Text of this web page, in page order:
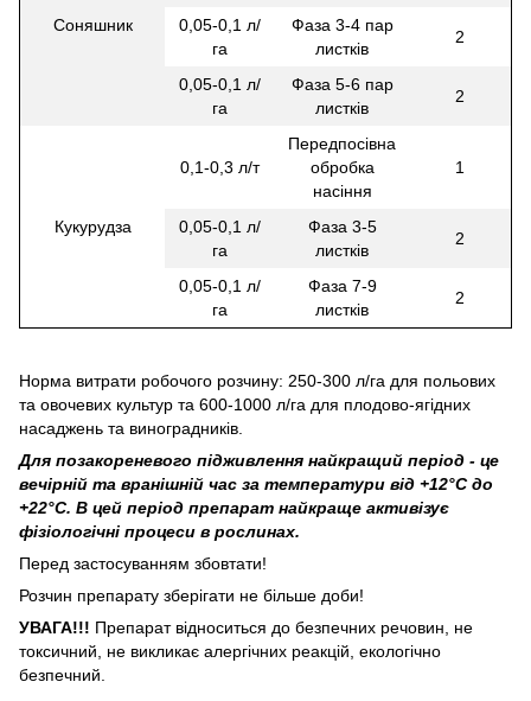
Соняшник
0,05-0,1 л/
га
Фаза 3-4 пар
листків
2
0,05-0,1 л/
га
Фаза 5-6 пар
листків
2
Кукурудза
0,1-0,3 л/т
Передпосівна
обробка
насіння
1
0,05-0,1 л/
га
Фаза 3-5
листків
2
0,05-0,1 л/
га
Фаза 7-9
листків
2
Норма витрати робочого розчину: 250-300 л/га для польових
та овочевих культур та 600-1000 л/га для плодово-ягідних
насаджень та виноградників.
Для позакореневого підживлення найкращий період - це
вечірній та вранішній час за температури від +12°С до
+22°С. В цей період препарат найкраще активізує
фізіологічні процеси в рослинах.
Перед застосуванням збовтати!
Розчин препарату зберігати не більше доби!
УВАГА!!! Препарат відноситься до безпечних речовин, не
токсичний, не викликає алергічних реакцій, екологічно
безпечний.